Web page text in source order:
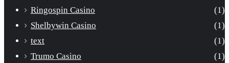
Ringospin Casino
(1)
Shelbywin Casino
(1)
text
(1)
Trumo Casino
(1)